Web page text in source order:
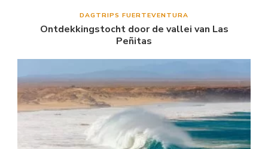
DAGTRIPS FUERTEVENTURA
Ontdekkingstocht door de vallei van Las
Peñitas